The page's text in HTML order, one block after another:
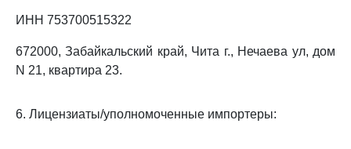
ИНН 753700515322
672000, Забайкальский край, Чита г., Нечаева ул, дом
N 21, квартира 23.
6. Лицензиаты/уполномоченные импортеры: